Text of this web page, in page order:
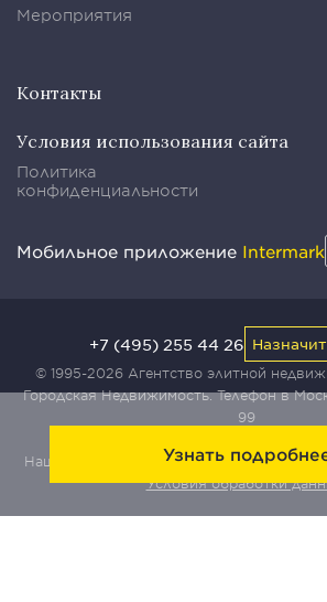
Узнать
Мероприятия
Контакты
Условия использования сайта
Политика
конфиденциальности
Мобильное приложение Intermark
© 1995-2026 Агентство элитной
Городская Недвижимость. Телефон в
99
Наш сайт защищен с помощью сервиса
Условия обработки
+7 (495) 255 44 26